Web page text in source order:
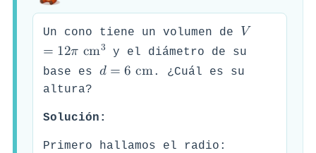
Un cono tiene un volumen de
𝑉
= 12𝜋 cm3 y el diámetro de su
base es 𝑑 = 6 cm. ¿Cuál es su
altura?
Solución:
Primero hallamos el radio: